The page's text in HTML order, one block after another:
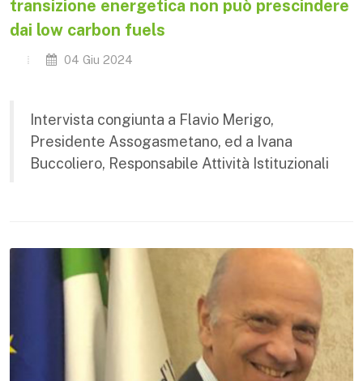
transizione energetica non può prescindere
dai low carbon fuels
04 Giu 2024
Intervista congiunta a Flavio Merigo,
Presidente Assogasmetano, ed a Ivana
Buccoliero, Responsabile Attività Istituzionali